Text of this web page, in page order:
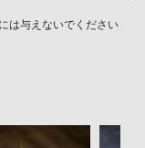
は与えないでください